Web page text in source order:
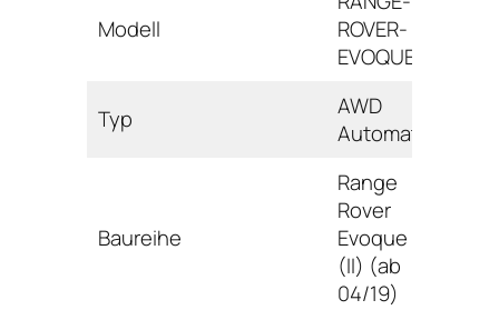
Modell
ROVER-
EVOQUE
Typ
AWD
Automatik
Baureihe
Range
Rover
Evoque
(II) (ab
04/19)